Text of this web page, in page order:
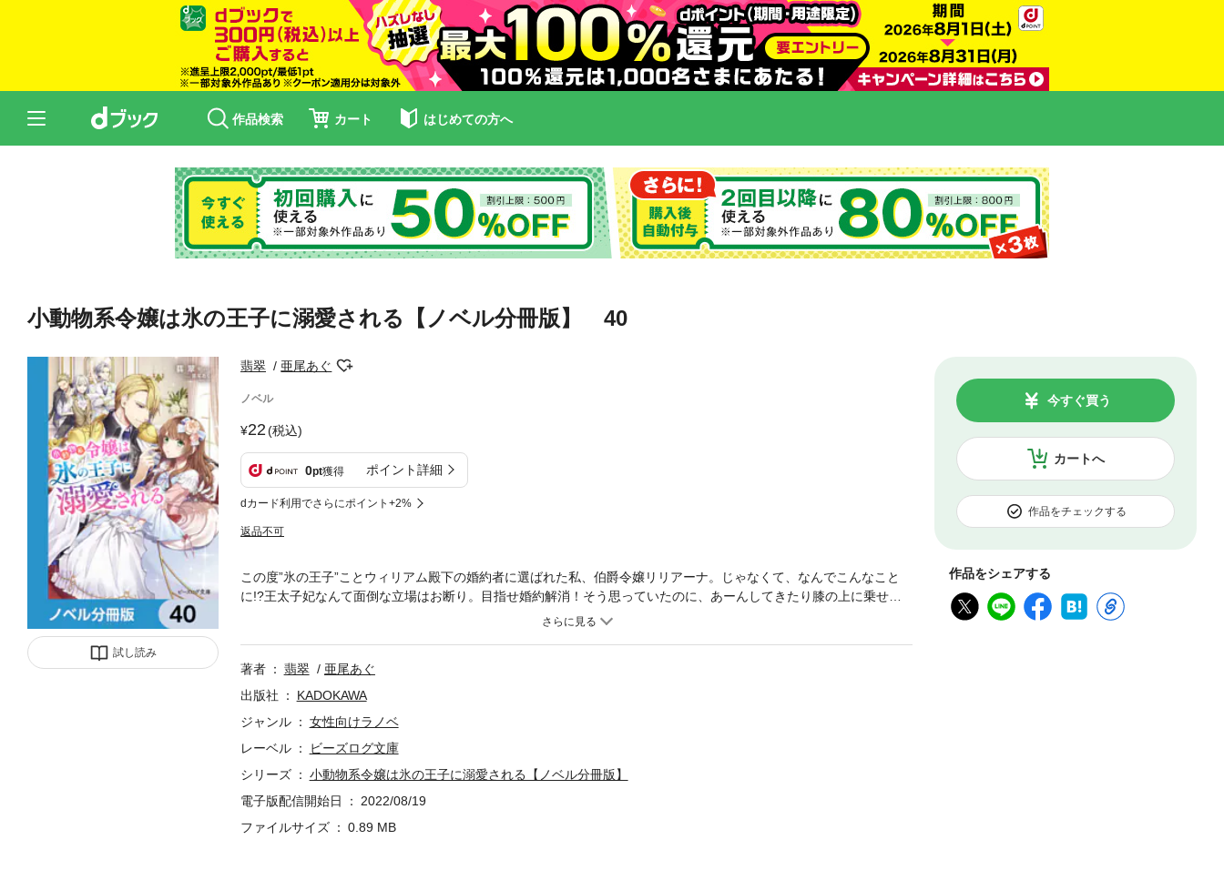
作品検索 カート はじめての方へ
小動物系令嬢は氷の王子に溺愛される【ノベル分冊版】 40
試し読み
翡翠 亜尾あぐ
ノベル
22(税込)
0pt獲得 ポイント詳細
dカード利用でさらにポイント+2%
返品不可
カートへ
今すぐ買う
作品をチェックする
作品をシェアする
この度”氷の王子”ことウィリアム殿下の婚約者に選ばれた私、伯爵令嬢リリアーナ。じゃなくて、なんでこんなこと
に!?王太子妃なんて面倒な立場はお断り。目指せ婚約解消！そう思っていたのに、あーんしてきたり膝の上に乗せら
れたりと、殿下が強敵すぎるんですが。日に日に甘々になっていくのは、私を小動物扱いしているからか、それと
著者
翡翠
亜尾あぐ
出版社
KADOKAWA
ジャンル
女性向けラノベ
レーベル
ビーズログ文庫
シリーズ
小動物系令嬢は氷の王子に溺愛される【ノベル分冊版】
電子版配信開始日
2022/08/19
ファイルサイズ
0.89 MB